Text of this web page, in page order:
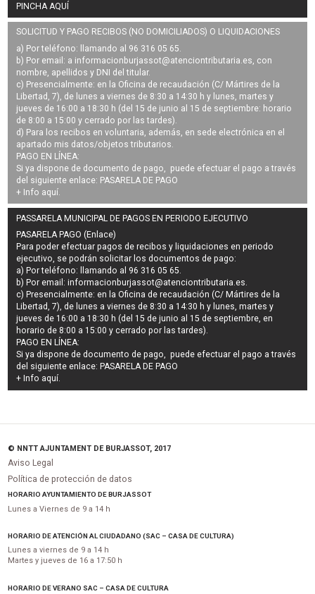
PINCHA AQUÍ
SOLICITUD Y PAGO RECIBOS (NO DOMICILIADOS) O LIQUIDACIONES
a) Por teléfono: llamando al 96 316 05 65.
b) Por email: a informacionburjassot@atenciontributaria.es, con
nombre, apellidos y DNI del titular.
c) Presencialmente: en la Oficina de recaudación (C/ Mártires de la
Libertad, 7), de lunes a viernes de 8:30 a 14:30 h y lunes, martes y
jueves de 16:00 a 18:30 h (del 15 de junio al 15 de septiembre: horario
de 8:00 a 15:00 y cerrado por las tardes).
d) Para los recibos en voluntaria, además, en sede electrónica en el
apartado mis datos/objetos tributarios.
PAGO EN LÍNEA:
Si ya dispone de documento de pago, puede efectuar el pago a través
del siguiente enlace: PASARELA DE PAGO
+ Info aquí.
PASSARELA MUNICIPAL DE PAGOS EN PERIODO EJECUTIVO
PASARELA PAGO (Enlace)
Para poder efectuar pagos derecibos y liquidaciones en periodo
ejecutivo, se podrán solicitar los documentos de pago:
a) Por teléfono: llamando al 96 316 05 65.
b) Por email:informacionburjassot@atenciontributaria.es.
c) Presencialmente: en la Oficina de recaudación (C/ Mártires de la
Libertad, 7), de lunes a viernes de 8:30 a 14:30 h y lunes, martes y
jueves de 16:00 a 18:30 h (del 15 de junio al 15 de septiembre, en
horario de 8:00 a 15:00 y cerrado por las tardes).
PAGO EN LÍNEA:
Si ya dispone de documento de pago, puede efectuar el pago a través
del siguiente enlace: PASARELA DE PAGO
+ Info aquí.
© NNTT AJUNTAMENT DE BURJASSOT, 2017
Aviso Legal
Política de protección de datos
HORARIO AYUNTAMIENTO DE BURJASSOT
Lunes a Viernes de 9 a 14 h
HORARIO DE ATENCIÓN AL CIUDADANO (SAC – CASA DE CULTURA)
Lunes a viernes de 9 a 14 h
Martes y jueves de 16 a 17:50 h
HORARIO DE VERANO SAC – CASA DE CULTURA